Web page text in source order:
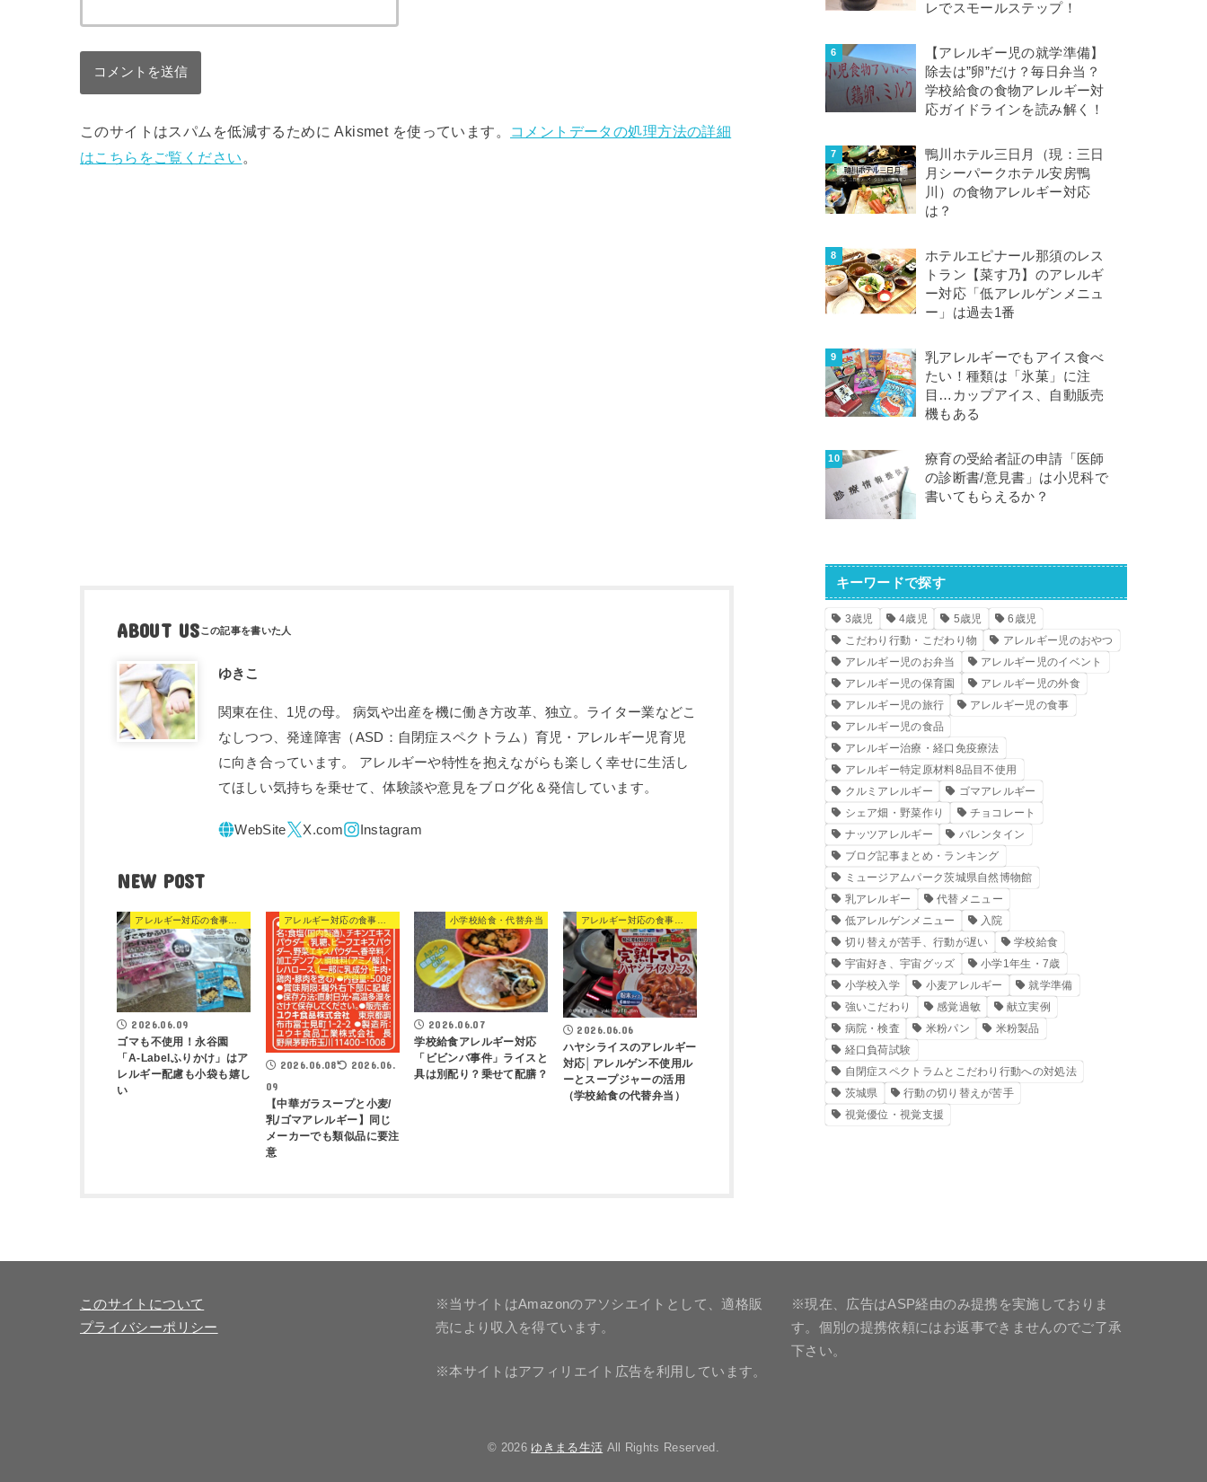
このサイトはスパムを低減するために Akismet を使っています。
コメントデータの処理方法の詳細
はこちらをご覧ください
ABOUT US
ゆきこ
関東在住、1児の母。 病気や出産を機に働き方改革、独立。ライター業などこ
なしつつ、発達障害（ASD：自閉症スペクトラム）育児・アレルギー児育児
に向き合っています。 アレルギーや特性を抱えながらも楽しく幸せに生活し
てほしい気持ちを乗せて、体験談や意見をブログ化＆発信しています。
NEW POST
2026.06.09
ゴマも不使用！永谷園
「A-Labelふりかけ」はア
レルギー配慮も小袋も嬉し
い
2026.06.08
2026.06.
09
【中華ガラスープと小麦/
乳/ゴマアレルギー】同じ
メーカーでも類似品に要注
意
小学校給食・代替弁当
2026.06.07
学校給食アレルギー対応
「ビビンバ事件」ライスと
具は別配り？乗せて配膳？
2026.06.06
ハヤシライスのアレルギー
対応│アレルゲン不使用ル
ーとスープジャーの活用
（学校給食の代替弁当）
レでスモールステップ！
【アレルギー児の就学準備】
除去は”卵”だけ？毎日弁当？
学校給食の食物アレルギー対
応ガイドラインを読み解く！
鴨川ホテル三日月（現：三日
月シーパークホテル安房鴨
川）の食物アレルギー対応
は？
ホテルエピナール那須のレス
トラン【菜す乃】のアレルギ
ー対応「低アレルゲンメニュ
ー」は過去1番
乳アレルギーでもアイス食べ
たい！種類は「氷菓」に注
目…カップアイス、自動販売
機もある
療育の受給者証の申請「医師
の診断書/意見書」は小児科で
書いてもらえるか？
キーワードで探す
3歳児 4歳児 5歳児
6歳児
こだわり行動・こだわり物
アレルギー児のおやつ
アレルギー児のお弁当
アレルギー児のイベント
アレルギー児の保育園
アレルギー児の外食
アレルギー児の旅行
アレルギー児の食事
アレルギー児の食品
アレルギー治療・経口免疫療法
アレルギー特定原材料8品目不使用
クルミアレルギー
ゴマアレルギー
シェア畑・野菜作り
チョコレート
ナッツアレルギー
バレンタイン
ブログ記事まとめ・ランキング
ミュージアムパーク茨城県自然博物館
乳アレルギー
代替メニュー
低アレルゲンメニュー
入院
切り替えが苦手、行動が遅い
学校給食
宇宙好き、宇宙グッズ
小学1年生・7歳
小学校入学
小麦アレルギー
就学準備
強いこだわり
感覚過敏
献立実例
病院・検査
米粉パン
米粉製品
経口負荷試験
自閉症スペクトラムとこだわり行動への対処法
茨城県
行動の切り替えが苦手
視覚優位・視覚支援
このサイトについて
プライバシーポリシー
※当サイトはAmazonのアソシエイトとして、適格販
売により収入を得ています。
※本サイトはアフィリエイト広告を利用しています。
※現在、広告はASP経由のみ提携を実施しておりま
す。個別の提携依頼にはお返事できませんのでご了承
下さい。
© 2026 ゆきまる生活 All Rights Reserved.